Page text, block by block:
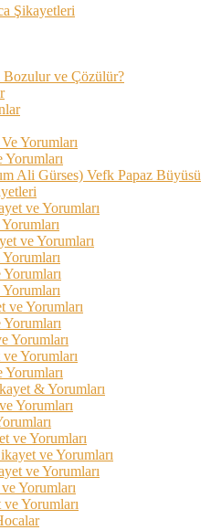
Şikayetleri
Bozulur ve Çözülür?
Yorumları
Ali Gürses) Vefk Papaz Büyüsü
ve Yorumları
ve Yorumları
ve Yorumları
Yorumları
Yorumları
& Yorumları
Yorumları
ve Yorumları
ve Yorumları
ve Yorumları
Yorumları
Yorumları